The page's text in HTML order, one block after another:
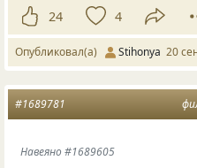
24 4
Опубликовал(а) Stihonya 20
#1689781
Навеяно #1689605